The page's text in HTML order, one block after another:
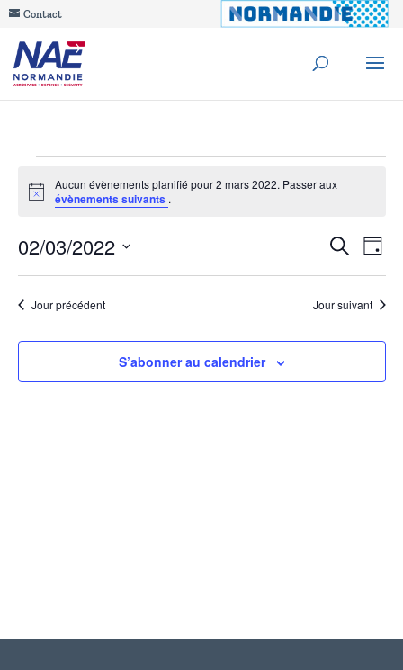
Contact
Évènements
for
2
mars
2022
Notice
Aucun évènements planifié pour 2 mars 2022. Passer aux
évènements suivants .
et
vues
Recherche
de
Jour
02/03/2022
Sélectionnez
uneJour précédent Jour suivant
S’abonner au calendrier